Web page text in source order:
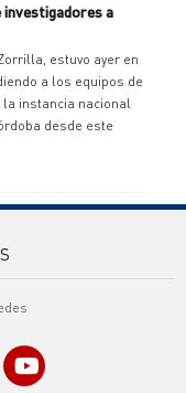
investigadores a
estuvo ayer en
a los equipos de
instancia nacional
desde este